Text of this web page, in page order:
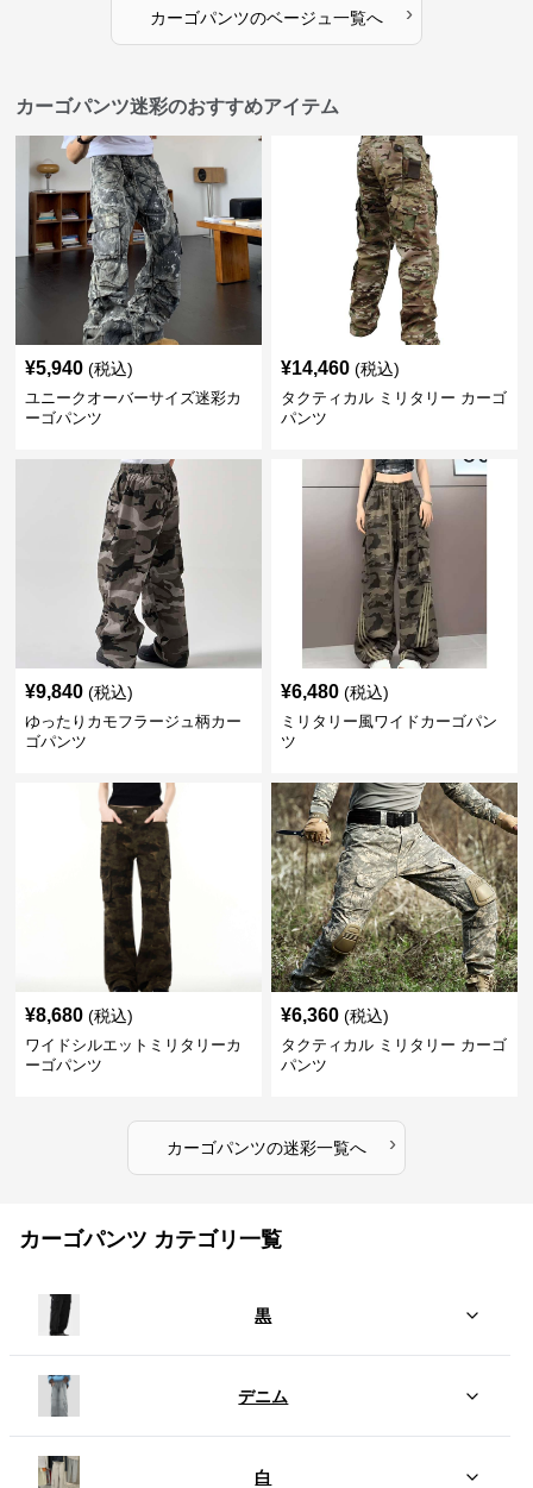
カーゴパンツのベージュ 一覧へ ›
カーゴパンツ迷彩のおすすめアイテム
¥5,940 (税込)
ユニークオーバーサイズ迷彩カ
ーゴパンツ
¥14,460 (税込)
タクティカル ミリタリー カーゴ
パンツ
¥9,840 (税込)
ゆったりカモフラージュ柄カー
ゴパンツ
¥6,480 (税込)
ミリタリー風ワイドカーゴパン
ツ
¥8,680 (税込)
ワイドシルエットミリタリーカ
ーゴパンツ
¥6,360 (税込)
タクティカル ミリタリー カーゴ
パンツ
カーゴパンツの迷彩一覧へ ›
カーゴパンツ カテゴリ一覧
黒
デニム
白